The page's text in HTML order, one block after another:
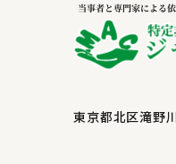
東京都北区滝野川